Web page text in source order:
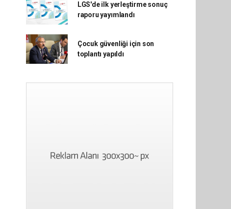
LGS'de ilk yerleştirme sonuç
raporu yayımlandı
Çocuk güvenliği için son
toplantı yapıldı